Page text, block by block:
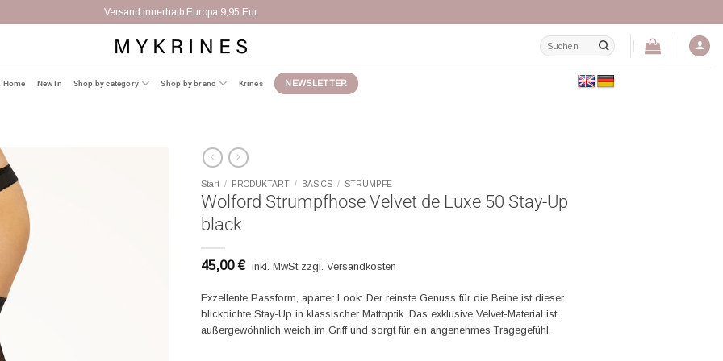
Versand innerhalb Europa 9,95 Eur
Suchen
nach:
Home New In Shop by category Shop by brand Krines NEWSLETTER
Start / PRODUKTART / BASICS / STRÜMPFE
Wolford Strumpfhose Velvet de Luxe 50 Stay-Up
black
45,00€ inkl. MwSt zzgl. Versandkosten
Exzellente Passform, aparter Look: Der reinste Genuss für die Beine ist dieser
blickdichte Stay-Up in klassischer Mattoptik. Das exklusive Velvet-Material ist
außergewöhnlich weich im Griff und sorgt für ein angenehmes Tragegefühl.